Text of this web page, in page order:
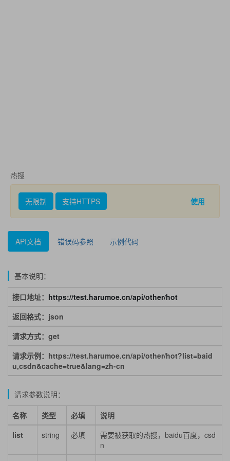
热搜
无限制 支持HTTPS 使用
API文档 错误码参照 示例代码
基本说明：
接口地址： https://test.harumoe.cn/api/other/hot
返回格式：json
请求方式：get
请求示例：https://test.harumoe.cn/api/other/hot?list=baid
u,csdn&cache=true&lang=zh-cn
请求参数说明：
名称 类型 必填
说明
list
string 必填
需要被获取的热搜，baidu百度，csd
n